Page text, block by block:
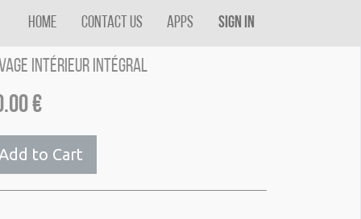
Home Contact us Apps Sign in
intérieur intégral
€
to Cart